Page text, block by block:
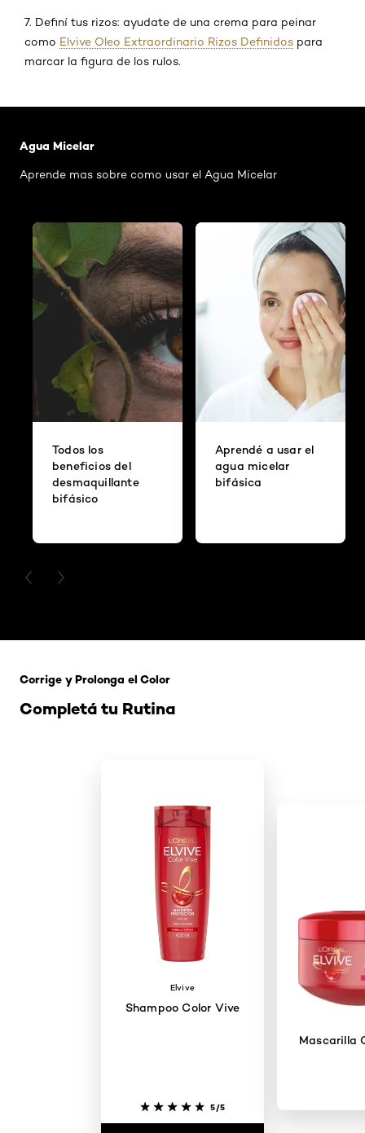
7. Definí tus rizos: ayudate de una crema para peinar
como Elvive Oleo Extraordinario Rizos Definidos para
marcar la figura de los rulos.
Agua Micelar
Aprende mas sobre como usar el Agua Micelar
Todos los
beneficios del
desmaquillante
bifásico
Aprendé a usar el
agua micelar
bifásica
PREVIOUS CARD
NEXT CARD
Completá tu Rutina
Corrige y Prolonga el Color
Elvive
Shampoo Color Vive
5/5
Mascarilla